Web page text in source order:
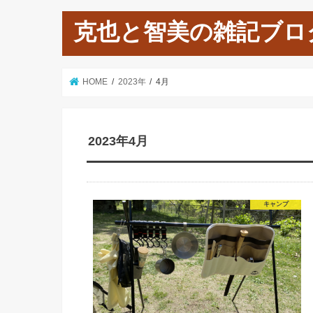
克也と智美の雑記ブロ
HOME 2023年 4月
2023年4月
キャンプ